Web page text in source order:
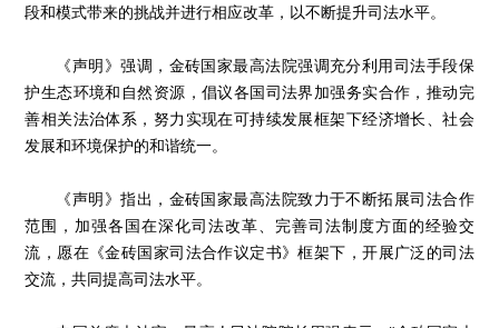
段和模式带来的挑战并进行相应改革，以不断提升司法水平。
《声明》强调，金砖国家最高法院强调充分利用司法手段保
护生态环境和自然资源，倡议各国司法界加强务实合作，推动完
善相关法治体系，努力实现在可持续发展框架下经济增长、社会
发展和环境保护的和谐统一。
《声明》指出，金砖国家最高法院致力于不断拓展司法合作
范围，加强各国在深化司法改革、完善司法制度方面的经验交
流，愿在《金砖国家司法合作议定书》框架下，开展广泛的司法
交流，共同提高司法水平。